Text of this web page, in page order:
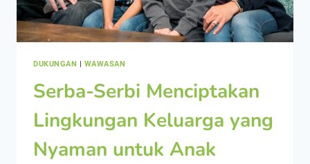
DUKUNGAN | WAWASAN
Serba-Serbi Menciptakan
Lingkungan Keluarga yang
Nyaman untuk Anak